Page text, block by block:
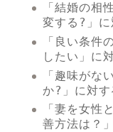
「結婚の相
変する?」
「良い条件
したい」 に
「趣味がな
か?」 に対
「妻を女性
善方法は？」